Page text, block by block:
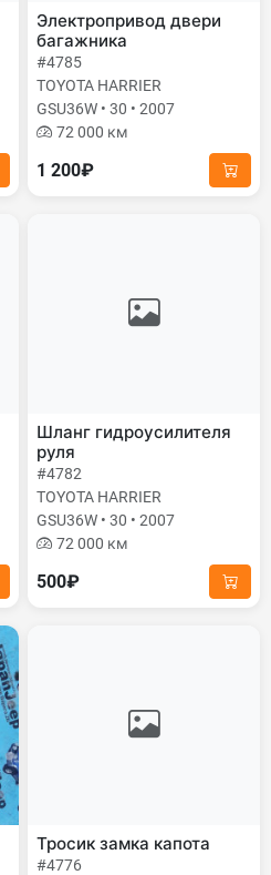
Электропривод двери
багажника
#4785
TOYOTA HARRIER
GSU36W • 30 • 2007
72 000 км
1 200₽
Шланг гидроусилителя
руля
#4782
TOYOTA HARRIER
GSU36W • 30 • 2007
72 000 км
500₽
Тросик замка капота
#4776